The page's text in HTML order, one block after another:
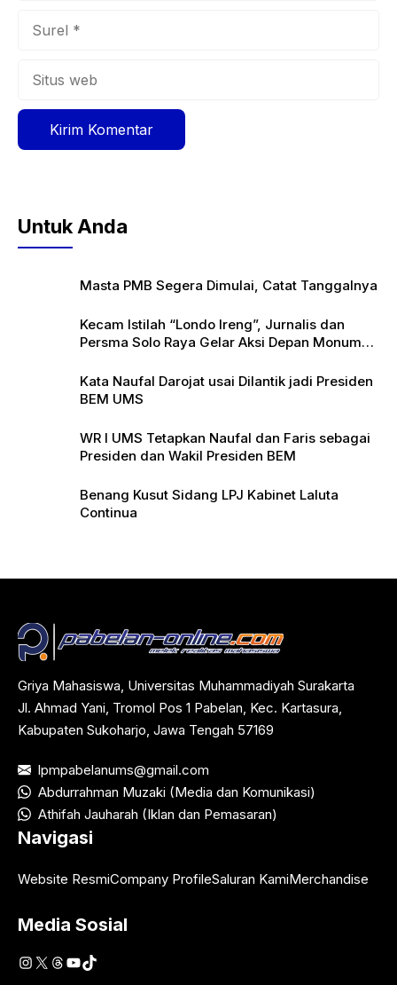
Untuk Anda
Masta PMB Segera Dimulai, Catat Tanggalnya
Kecam Istilah “Londo Ireng”, Jurnalis dan
Persma Solo Raya Gelar Aksi Depan Monumen
Kata Naufal Darojat usai Dilantik jadi Presiden
BEM UMS
WR I UMS Tetapkan Naufal dan Faris sebagai
Presiden dan Wakil Presiden BEM
Benang Kusut Sidang LPJ Kabinet Laluta
Continua
Griya Mahasiswa, Universitas Muhammadiyah Surakarta
Jl. Ahmad Yani, Tromol Pos 1 Pabelan, Kec. Kartasura,
Kabupaten Sukoharjo, Jawa Tengah 57169
lpmpabelanums@gmail.com
Abdurrahman Muzaki (Media dan Komunikasi)
Athifah Jauharah (Iklan dan Pemasaran)
Navigasi
Website ResmiCompany ProfileSaluran KamiMerchandise
Media Sosial
Instagram
X Threads
YouTube
TikTok